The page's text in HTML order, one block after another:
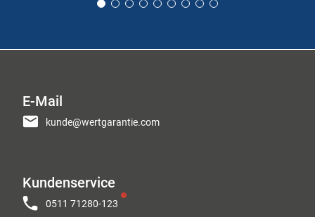
E-Mail
kunde@wertgarantie.com
Kundenservice
0511 71280-123